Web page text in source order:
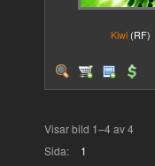
Kiwi (RF)
Visar bild 1–4 av 4
Sida:
1